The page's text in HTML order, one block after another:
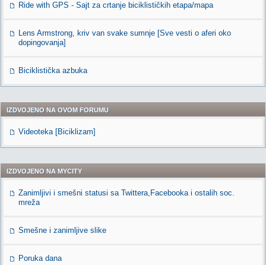
Ride with GPS - Sajt za crtanje biciklističkih etapa/mapa
Lens Armstrong, kriv van svake sumnje [Sve vesti o aferi oko
dopingovanja]
Biciklistička azbuka
IZDVOJENO NA OVOM FORUMU
Videoteka [Biciklizam]
IZDVOJENO NA MYCITY
Zanimljivi i smešni statusi sa Twittera,Facebooka i ostalih soc.
mreža
Smešne i zanimljive slike
Poruka dana